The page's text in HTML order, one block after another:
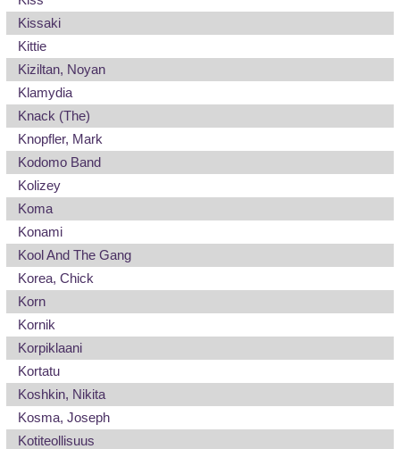
Kissaki
Kittie
Kiziltan, Noyan
Klamydia
Knack (The)
Knopfler, Mark
Kodomo Band
Kolizey
Koma
Konami
Kool And The Gang
Korea, Chick
Korn
Kornik
Korpiklaani
Kortatu
Koshkin, Nikita
Kosma, Joseph
Kotiteollisuus